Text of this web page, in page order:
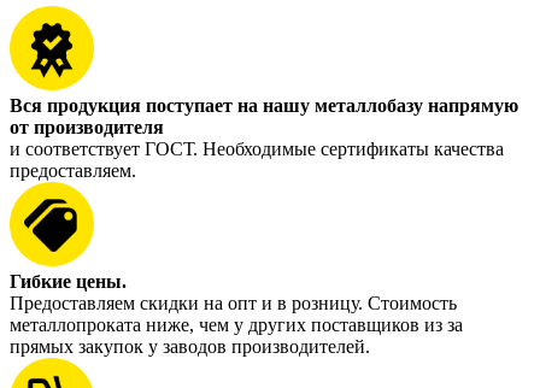
Вся продукция поступает на нашу металлобазу напрямую
от производителя
и соответствует ГОСТ. Необходимые сертификаты качества
предоставляем.
Гибкие цены.
Предоставляем скидки на опт и в розницу. Стоимость
металлопроката ниже, чем у других поставщиков из за
прямых закупок у заводов производителей.